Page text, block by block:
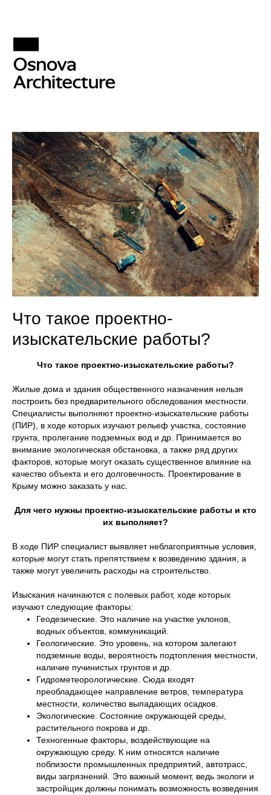
Что такое проектно-
изыскательские работы?
Что такое проектно-изыскательские работы?
Жилые дома и здания общественного назначения нельзя
построить без предварительного обследования местности.
Специалисты выполняют проектно-изыскательские работы
(ПИР), в ходе которых изучают рельеф участка, состояние
грунта, пролегание подземных вод и др. Принимается во
внимание экологическая обстановка, а также ряд других
факторов, которые могут оказать существенное влияние на
качество объекта и его долговечность. Проектирование в
Крыму можно заказать у нас.
Для чего нужны проектно-изыскательские работы и кто
их выполняет?
В ходе ПИР специалист выявляет неблагоприятные условия,
которые могут стать препятствием к возведению здания, а
также могут увеличить расходы на строительство.
Изыскания начинаются с полевых работ, ходе которых
изучают следующие факторы:
Геодезические. Это наличие на участке уклонов,
водных объектов, коммуникаций.
Геологические. Это уровень, на котором залегают
подземные воды, вероятность подтопления местности,
наличие пучинистых грунтов и др.
Гидрометеорологические. Сюда входят
преобладающее направление ветров, температура
местности, количество выпадающих осадков.
Экологические. Состояние окружающей среды,
растительного покрова и др.
Техногенные факторы, воздействующие на
окружающую среду. К ним относятся наличие
поблизости промышленных предприятий, автотрасс,
виды загрязнений. Это важный момент, ведь экологи и
застройщик должны понимать возможность возведения